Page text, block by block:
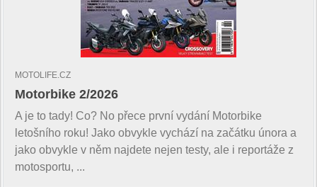
MOTOLIFE.CZ
Motorbike 2/2026
A je to tady! Co? No přece první vydání Motorbike
letošního roku! Jako obvykle vychází na začátku února a
jako obvykle v něm najdete nejen testy, ale i reportáže z
motosportu, ...